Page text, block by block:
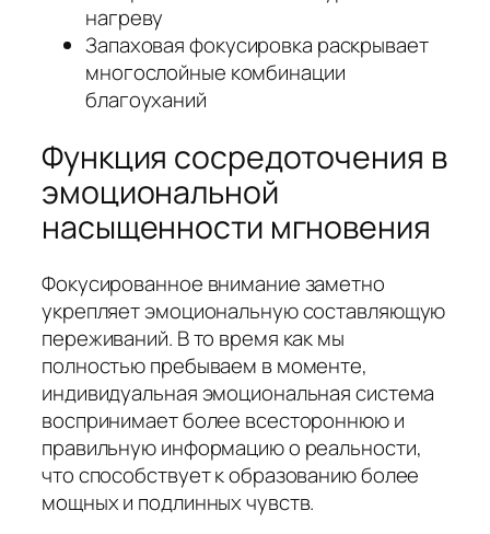
нагреву
Запаховая фокусировка раскрывает
многослойные комбинации
благоуханий
Функция сосредоточения в
эмоциональной
насыщенности мгновения
Фокусированное внимание заметно
укрепляет эмоциональную составляющую
переживаний. В то время как мы
полностью пребываем в моменте,
индивидуальная эмоциональная система
воспринимает более всестороннюю и
правильную информацию о реальности,
что способствует к образованию более
мощных и подлинных чувств.